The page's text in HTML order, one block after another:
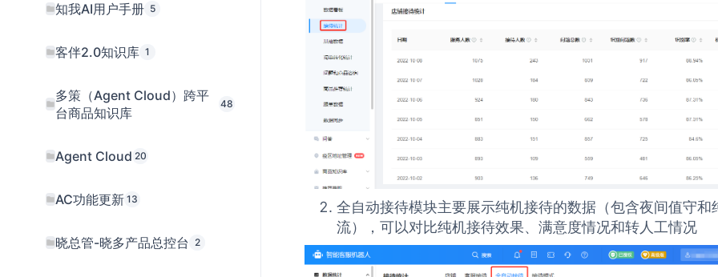
知我AI用户手册 5
客伴2.0知识库 1
多策（Agent Cloud）跨平
台商品知识库
48
Agent Cloud 20
AC功能更新 13
晓总管-晓多产品总控台 2
全自动接待模块主要展示纯机接待的数据（包含夜间值守和
流），可以对比纯机接待效果、满意度情况和转人工情况